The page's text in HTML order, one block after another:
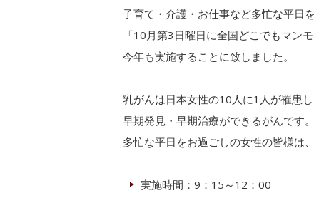
子育て・介護・お仕事など多忙な平日
「10月第3日曜日に全国どこでもマン
今年も実施することに致しました。
乳がんは日本女性の10人に1人が罹患
早期発見・早期治療ができるがんです。
多忙な平日をお過ごしの女性の皆様は
実施時間：9：15～12：00